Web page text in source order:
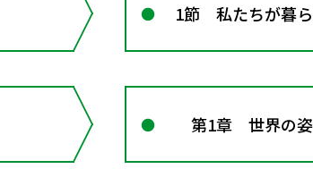
1節 私たちが暮
第1章 世界の姿